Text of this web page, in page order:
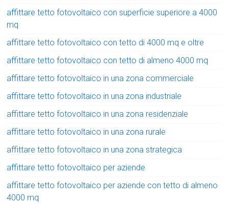
affittare tetto fotovoltaico con superficie superiore a 4000
mq
affittare tetto fotovoltaico con tetto di 4000 mq e oltre
affittare tetto fotovoltaico con tetto di almeno 4000 mq
affittare tetto fotovoltaico in una zona commerciale
affittare tetto fotovoltaico in una zona industriale
affittare tetto fotovoltaico in una zona residenziale
affittare tetto fotovoltaico in una zona rurale
affittare tetto fotovoltaico in una zona strategica
affittare tetto fotovoltaico per aziende
affittare tetto fotovoltaico per aziende con tetto di almeno
4000 mq